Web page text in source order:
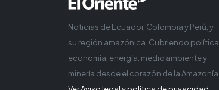
Noticias de Ecuador, Colombia y Perú, y
su región amazónica. Cubriendo política,
economía, energía, medio ambiente y
minería desde el corazón de la Amazonía